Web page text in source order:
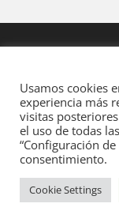
Usamos cookies
experiencia más
visitas
el uso de todas
“Configuración
consentimiento.
Cookie Settings